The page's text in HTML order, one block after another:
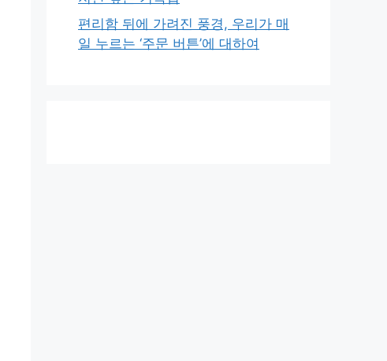
편리함 뒤에 가려진 풍경, 우리가 매
일 누르는 ‘주문 버튼’에 대하여